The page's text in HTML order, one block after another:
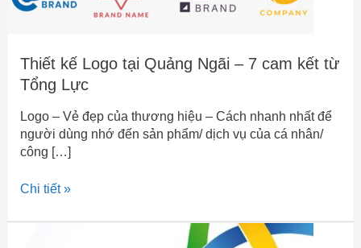
Thiết kế Logo tại Quảng Ngãi – 7 cam kết từ
Tổng Lực
Logo – Vẻ đẹp của thương hiệu – Cách nhanh nhất để
người dùng nhớ đến sản phẩm/ dịch vụ của cá nhân/
công […]
Tổng
Chi tiết »